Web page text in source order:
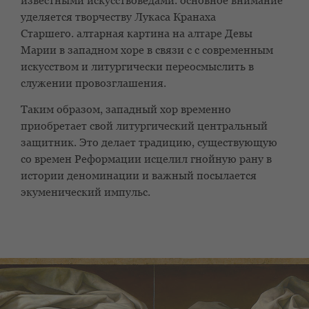
уделяется творчеству Лукаса Кранаха
Старшего. алтарная картина на алтаре Девы
Марии в западном хоре в связи с с современным
искусством и литургически переосмыслить в
служении провозглашения.
Таким образом, западный хор временно
приобретает свой литургический центральный
защитник. Это делает традицию, существующую
со времен Реформации исцелил гнойную рану в
истории деноминации и важный посылается
экуменический импульс.